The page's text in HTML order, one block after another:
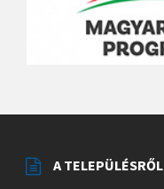
A TELEPÜLÉSRŐL